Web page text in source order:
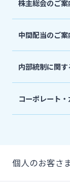
採用情報
お問い合わ
投資家向
English
株主総会のご案
中間配当のご案
内部統制に関
コーポレート
個人のお客さ